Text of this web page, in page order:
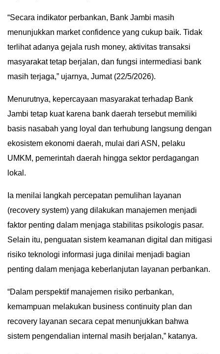
INDEKS
“Secara indikator perbankan, Bank Jambi masih
menunjukkan market confidence yang cukup baik. Tidak
terlihat adanya gejala rush money, aktivitas transaksi
masyarakat tetap berjalan, dan fungsi intermediasi bank
masih terjaga,” ujarnya, Jumat (22/5/2026).
Menurutnya, kepercayaan masyarakat terhadap Bank
Jambi tetap kuat karena bank daerah tersebut memiliki
basis nasabah yang loyal dan terhubung langsung dengan
ekosistem ekonomi daerah, mulai dari ASN, pelaku
UMKM, pemerintah daerah hingga sektor perdagangan
lokal.
Ia menilai langkah percepatan pemulihan layanan
(recovery system) yang dilakukan manajemen menjadi
faktor penting dalam menjaga stabilitas psikologis pasar.
Selain itu, penguatan sistem keamanan digital dan mitigasi
risiko teknologi informasi juga dinilai menjadi bagian
penting dalam menjaga keberlanjutan layanan perbankan.
“Dalam perspektif manajemen risiko perbankan,
kemampuan melakukan business continuity plan dan
recovery layanan secara cepat menunjukkan bahwa
sistem pengendalian internal masih berjalan,” katanya.